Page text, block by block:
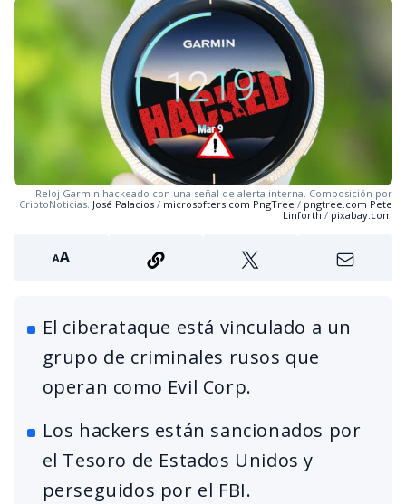
Reloj Garmin hackeado con una señal de alerta interna. Composición por
CriptoNoticias. José Palacios / microsofters.com PngTree / pngtree.com Pete
Linforth / pixabay.com
El ciberataque está vinculado a un
grupo de criminales rusos que
operan como Evil Corp.
Los hackers están sancionados por
el Tesoro de Estados Unidos y
perseguidos por el FBI.